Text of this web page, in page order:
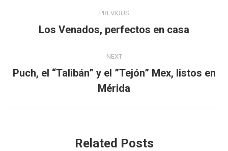
navigation
PREVIOUS
Previous
Los Venados, perfectos en casa
NEXT
Next
post:
Puch, el “Talibán” y el ”Tejón” Mex, listos en
Mérida
Related Posts